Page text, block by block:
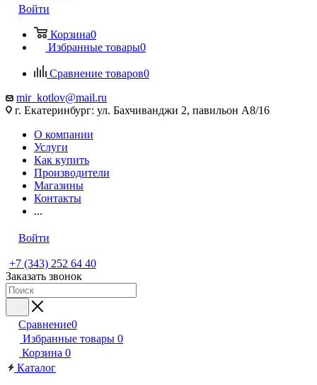
Войти
Корзина0
Избранные товары0
Сравнение товаров0
mir_kotlov@mail.ru
г. Екатеринбург: ул. Бахчиванджи 2, павильон А8/16
О компании
Услуги
Как купить
Производители
Магазины
Контакты
...
Войти
+7 (343) 252 64 40
Заказать звонок
Сравнение0
Избранные товары 0
Корзина 0
Каталог